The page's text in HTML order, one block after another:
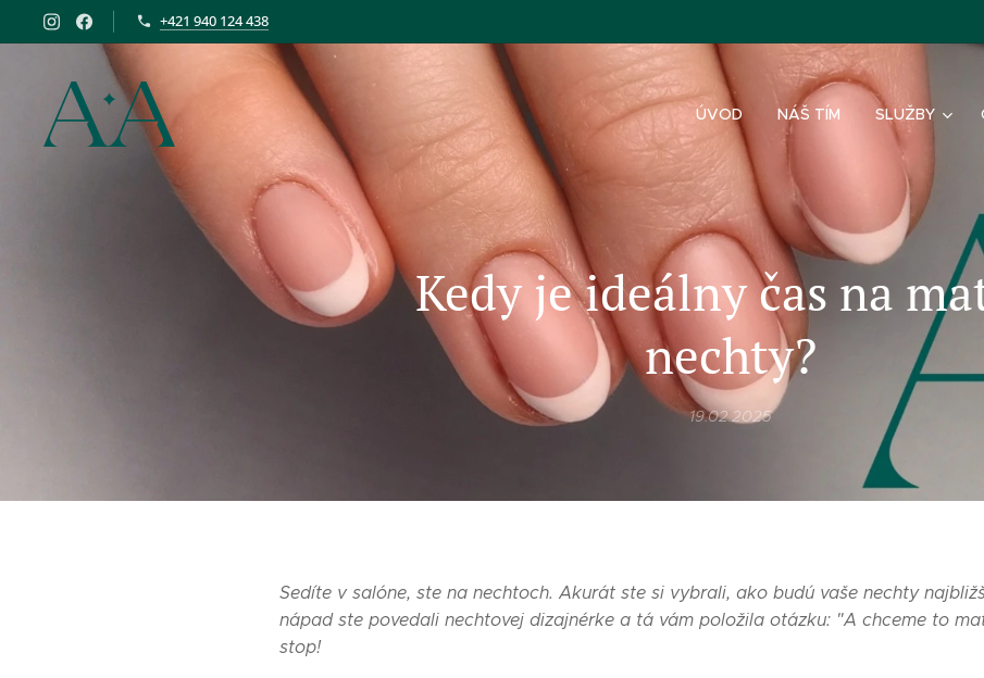
+421 940 124 438
ÚVOD NÁŠ TÍM SLUŽBY
Kedy je ideálny čas na
nechty?
19.02.2025
Sedíte v salóne, ste na nechtoch. Akurát ste si vybrali, ako budú vaše nechty
nápad ste povedali nechtovej dizajnérke a tá vám položila otázku: "A chceme to
stop!